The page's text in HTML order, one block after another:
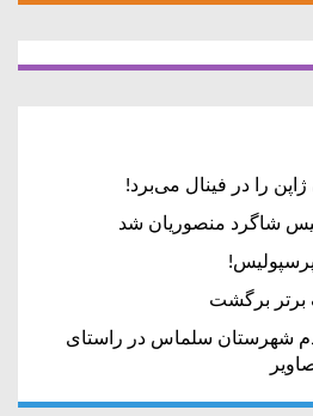
را در فینال می‌برد!
شاگرد منصوریان شد
پرسپولیس!
برتر برگشت
شهرستان سلماس در راستای